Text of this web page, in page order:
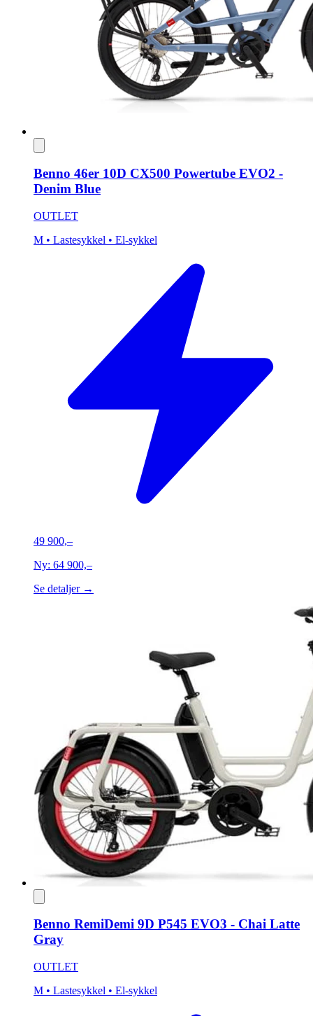
Benno 46er 10D CX500 Powertube EVO2 -
Denim Blue
OUTLET
M • Lastesykkel • El-sykkel
49 900,–
Ny: 64 900,–
Se detaljer →
Benno RemiDemi 9D P545 EVO3 - Chai Latte
Gray
OUTLET
M • Lastesykkel • El-sykkel